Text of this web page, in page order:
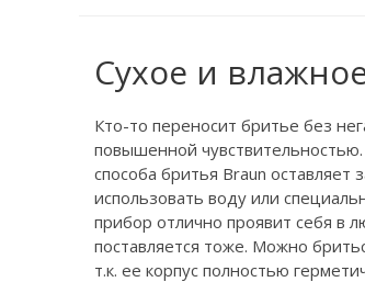
Сухое и
Кто-то переносит бритье без
повышенной
способа бритья Braun
использовать воду или
прибор отлично проявит себя в
поставляется тоже. Можно
т.к. ее корпус полностью